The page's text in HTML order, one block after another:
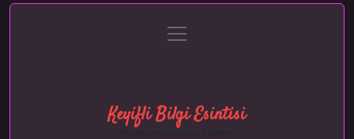
Gizlilik Politikası
menüyü
aç
Keyifli Bilgi Esintisi
Hayatına neşe katan kısa hikayeler!